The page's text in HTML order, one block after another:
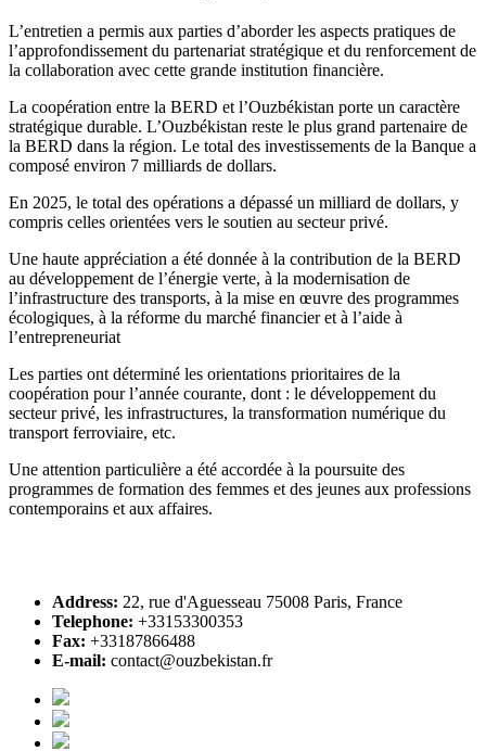
L’entretien a permis aux parties d’aborder les aspects pratiques de
l’approfondissement du partenariat stratégique et du renforcement de
la collaboration avec cette grande institution financière.
La coopération entre la BERD et l’Ouzbékistan porte un caractère
stratégique durable. L’Ouzbékistan reste le plus grand partenaire de
la BERD dans la région. Le total des investissements de la Banque a
composé environ 7 milliards de dollars.
En 2025, le total des opérations a dépassé un milliard de dollars, y
compris celles orientées vers le soutien au secteur privé.
Une haute appréciation a été donnée à la contribution de la BERD
au développement de l’énergie verte, à la modernisation de
l’infrastructure des transports, à la mise en œuvre des programmes
écologiques, à la réforme du marché financier et à l’aide à
l’entrepreneuriat
Les parties ont déterminé les orientations prioritaires de la
coopération pour l’année courante, dont : le développement du
secteur privé, les infrastructures, la transformation numérique du
transport ferroviaire, etc.
Une attention particulière a été accordée à la poursuite des
programmes de formation des femmes et des jeunes aux professions
contemporains et aux affaires.
Address: 22, rue d'Aguesseau 75008 Paris, France
Telephone: +33153300353
Fax: +33187866488
E-mail: contact@ouzbekistan.fr